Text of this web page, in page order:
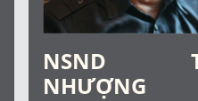
NSND
NHƯỢNG